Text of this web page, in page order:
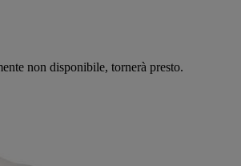
non disponibile, tornerà presto.